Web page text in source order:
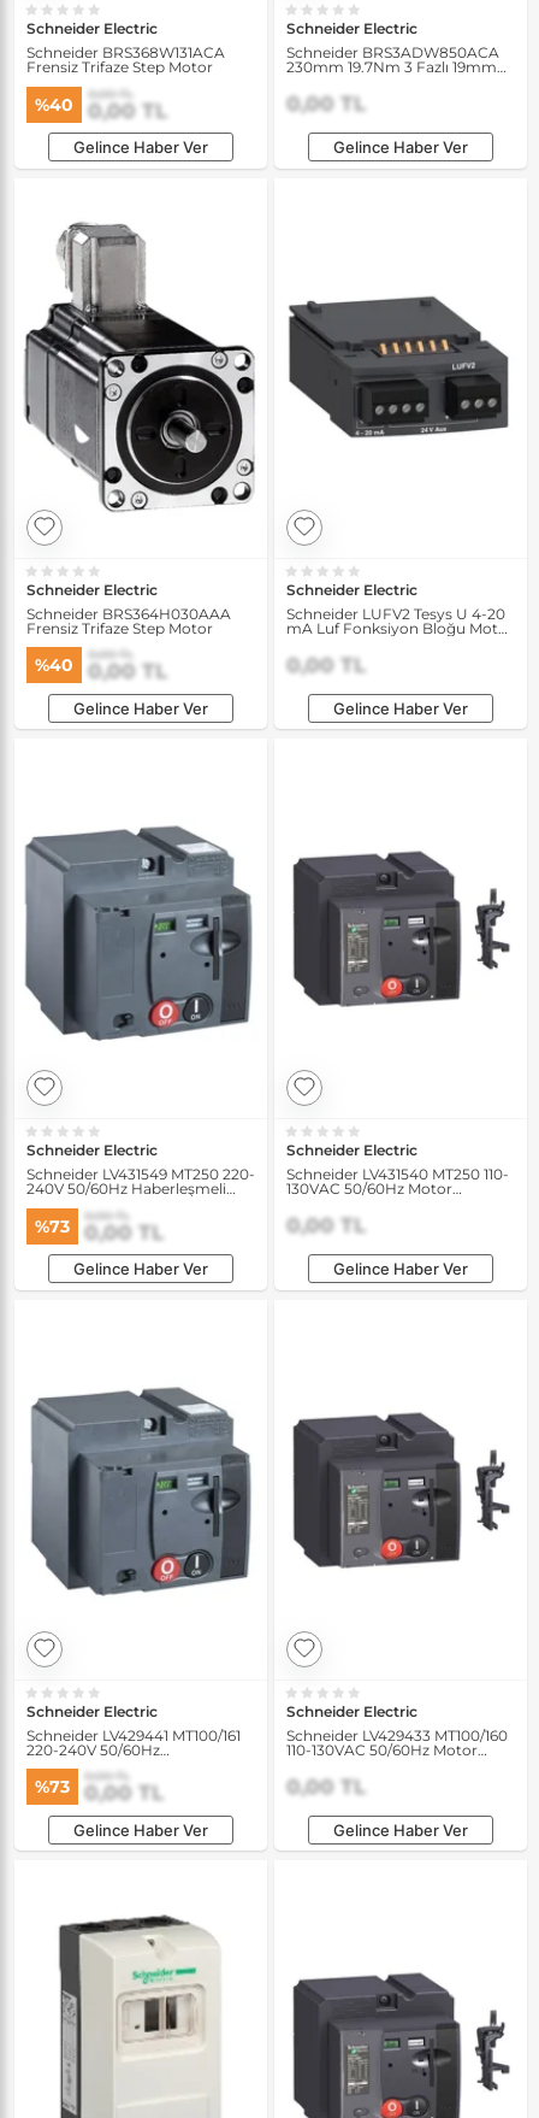
Schneider Electric
Schneider BRS368W131ACA
Frensiz Trifaze Step Motor
%40 0,00 TL
0,00 TL
Gelince Haber Ver
Schneider Electric
Schneider BRS3ADW850ACA
230mm 19.7Nm 3 Fazlı 19mm
0,00 TL
Gelince Haber Ver
Schneider Electric
Schneider BRS364H030AAA
Frensiz Trifaze Step Motor
%40 0,00 TL
0,00 TL
Gelince Haber Ver
Schneider Electric
Schneider LUFV2 Tesys U 4-20
mA Luf Fonksiyon Bloğu Motor
Yükü Göstergesi
0,00 TL
Gelince Haber Ver
Schneider Electric
Schneider LV431549 MT250 220-
240V 50/60Hz Haberleşmeli
%73 0,00 TL
0,00 TL
Gelince Haber Ver
Schneider Electric
Schneider LV431540 MT250 110-
130VAC 50/60Hz Motor
0,00 TL
Gelince Haber Ver
Schneider Electric
Schneider LV429441 MT100/161
220-240V 50/60Hz
Mekanizması
%73 0,00 TL
0,00 TL
Gelince Haber Ver
Schneider Electric
Schneider LV429433 MT100/160
110-130VAC 50/60Hz Motor
0,00 TL
Gelince Haber Ver